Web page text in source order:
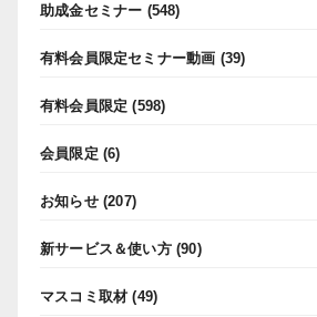
助成金セミナー (548)
有料会員限定セミナー動画 (39)
有料会員限定 (598)
会員限定 (6)
お知らせ(207)
新サービス＆使い方(90)
マスコミ取材 (49)